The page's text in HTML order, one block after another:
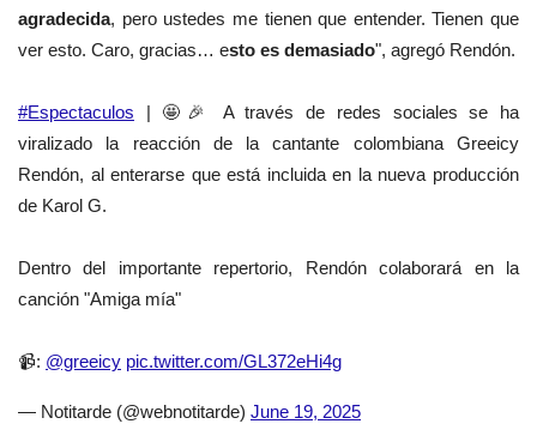
agradecida, pero ustedes me tienen que entender. Tienen que
ver esto. Caro, gracias… esto es demasiado", agregó Rendón.
#Espectaculos | 🤩🎉 A través de redes sociales se ha
viralizado la reacción de la cantante colombiana Greeicy
Rendón, al enterarse que está incluida en la nueva producción
de Karol G.
Dentro del importante repertorio, Rendón colaborará en la
canción "Amiga mía"
📹: @greeicy pic.twitter.com/GL372eHi4g
— Notitarde (@webnotitarde) June 19, 2025